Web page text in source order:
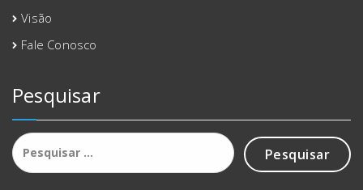
Visão
Fale Conosco
Pesquisar
Pesquisar
por: